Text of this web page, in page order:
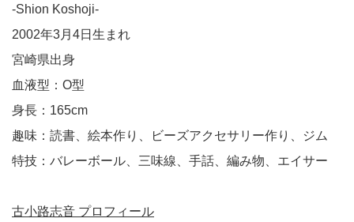
-Shion Koshoji-
2002年3月4日生まれ
宮崎県出身
血液型：O型
身長：165cm
趣味：読書、絵本作り、ビーズアクセサリー作り、ジム
特技：バレーボール、三味線、手話、編み物、エイサー
古小路志音 プロフィール